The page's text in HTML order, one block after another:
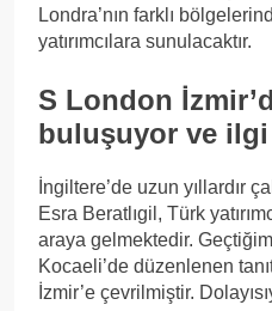
Londra’nın farklı
yatırımcılara sunulacaktır.
S London
buluşuyor ve
İngiltere’de uzun yıllardır
Esra Beratlıgil, Türk
araya gelmektedir.
Kocaeli’de düzenlenen
İzmir’e çevrilmiştir.